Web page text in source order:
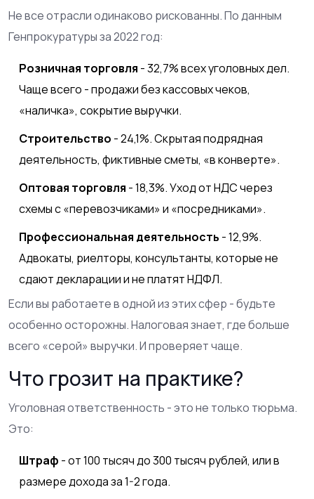
Не все отрасли одинаково рискованны. По данным
Генпрокуратуры за 2022 год:
Розничная торговля - 32,7% всех уголовных дел.
Чаще всего - продажи без кассовых чеков,
«наличка», сокрытие выручки.
Строительство - 24,1%. Скрытая подрядная
деятельность, фиктивные сметы, «в конверте».
Оптовая торговля - 18,3%. Уход от НДС через
схемы с «перевозчиками» и «посредниками».
Профессиональная деятельность - 12,9%.
Адвокаты, риелторы, консультанты, которые не
сдают декларации и не платят НДФЛ.
Если вы работаете в одной из этих сфер - будьте
особенно осторожны. Налоговая знает, где больше
всего «серой» выручки. И проверяет чаще.
Что грозит на практике?
Уголовная ответственность - это не только тюрьма.
Это:
Штраф - от 100 тысяч до 300 тысяч рублей, или в
размере дохода за 1-2 года.